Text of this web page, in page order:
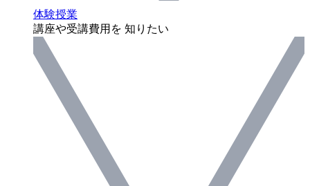
体験授業
講座や受講費用を 知りたい